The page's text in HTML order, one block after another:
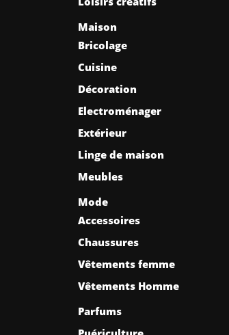
Maison
Bricolage
Cuisine
Décoration
Electroménager
Extérieur
Linge de maison
Meubles
Mode
Accessoires
Chaussures
Vêtements femme
Vêtements Homme
Parfums